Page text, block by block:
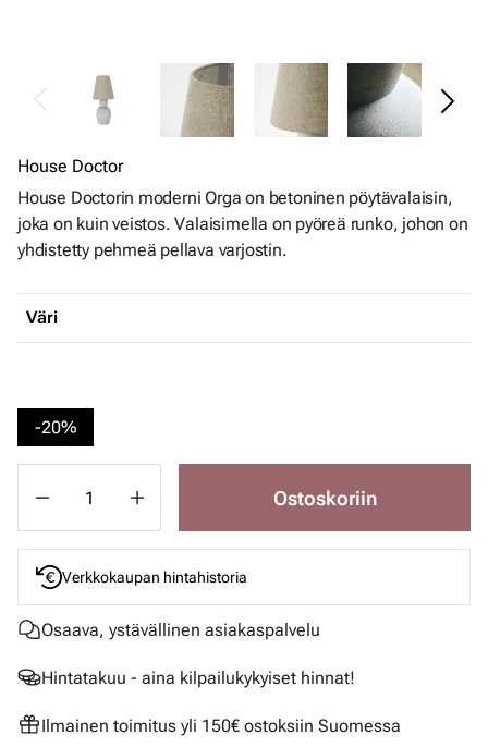
House Doctor
House Doctorin moderni Orga on betoninen pöytävalaisin,
joka on kuin veistos. Valaisimella on pyöreä runko, johon on
yhdistetty pehmeä pellava varjostin.
Väri
-20%
Ostoskoriin
Verkkokaupan hintahistoria
Osaava, ystävällinen asiakaspalvelu
Hintatakuu - aina kilpailukykyiset hinnat!
Ilmainen toimitus yli 150€ ostoksiin Suomessa